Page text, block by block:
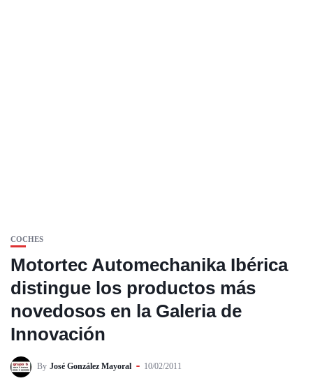
COCHES
Motortec Automechanika Ibérica
distingue los productos más
novedosos en la Galeria de
Innovación
By José González Mayoral 10/02/2011